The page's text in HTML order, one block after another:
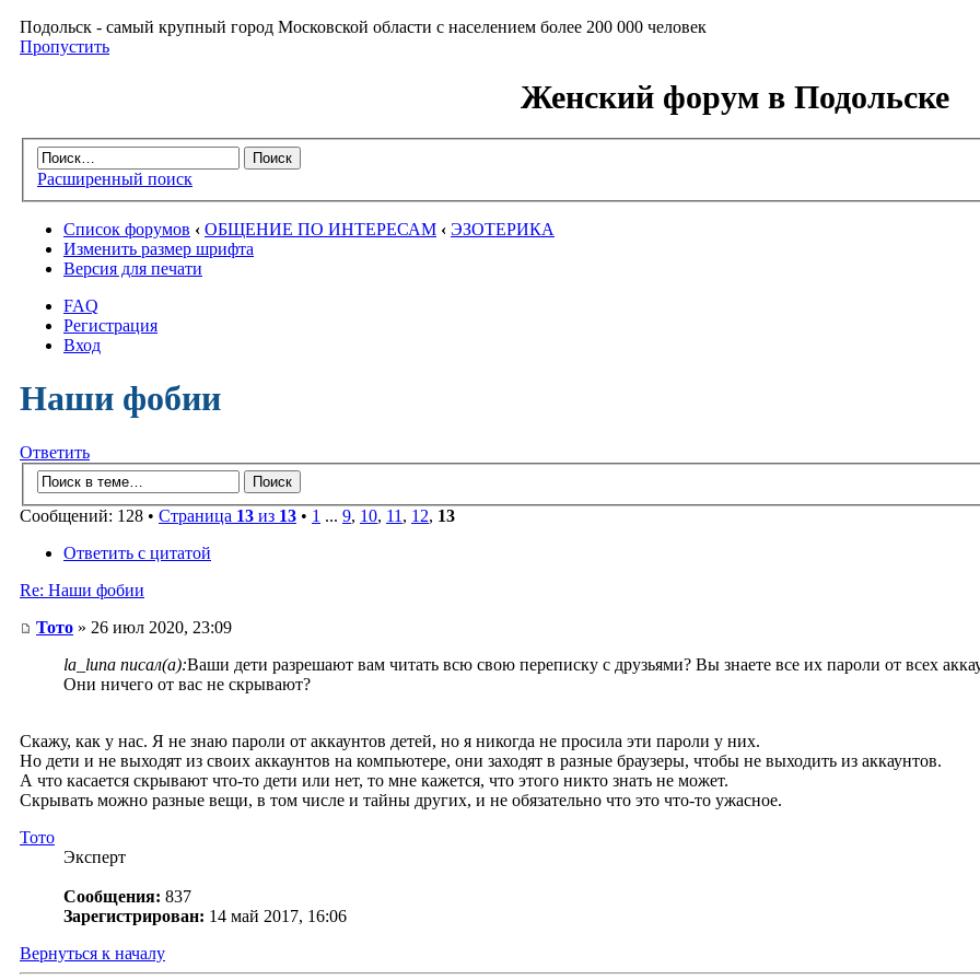
Подольск - самый крупный город Московской области с населением более 200 000 человек
Пропустить
Женский форум в Подольске
Расширенный поиск
Список форумов ‹ ОБЩЕНИЕ ПО ИНТЕРЕСАМ ‹ ЭЗОТЕРИКА
Изменить размер шрифта
Версия для печати
FAQ
Регистрация
Вход
Наши фобии
Ответить
Сообщений: 128 • Страница 13 из 13 • 1 ... 9, 10, 11 , 12, 13
Ответить с цитатой
Re: Наши фобии
Тото » 26 июл 2020, 23:09
la_luna писал(а):Ваши дети разрешают вам читать всю свою переписку с друзьями? Вы знаете все их пароли от всех
Они ничего от вас не скрывают?
Скажу, как у нас. Я не знаю пароли от аккаунтов детей, но я никогда не просила эти пароли у них.
Но дети и не выходят из своих аккаунтов на компьютере, они заходят в разные браузеры, чтобы не выходить из аккаунтов.
А что касается скрывают что-то дети или нет, то мне кажется, что этого никто знать не может.
Скрывать можно разные вещи, в том числе и тайны других, и не обязательно что это что-то ужасное.
Тото
Эксперт
Сообщения: 837
Зарегистрирован: 14 май 2017, 16:06
Вернуться к началу